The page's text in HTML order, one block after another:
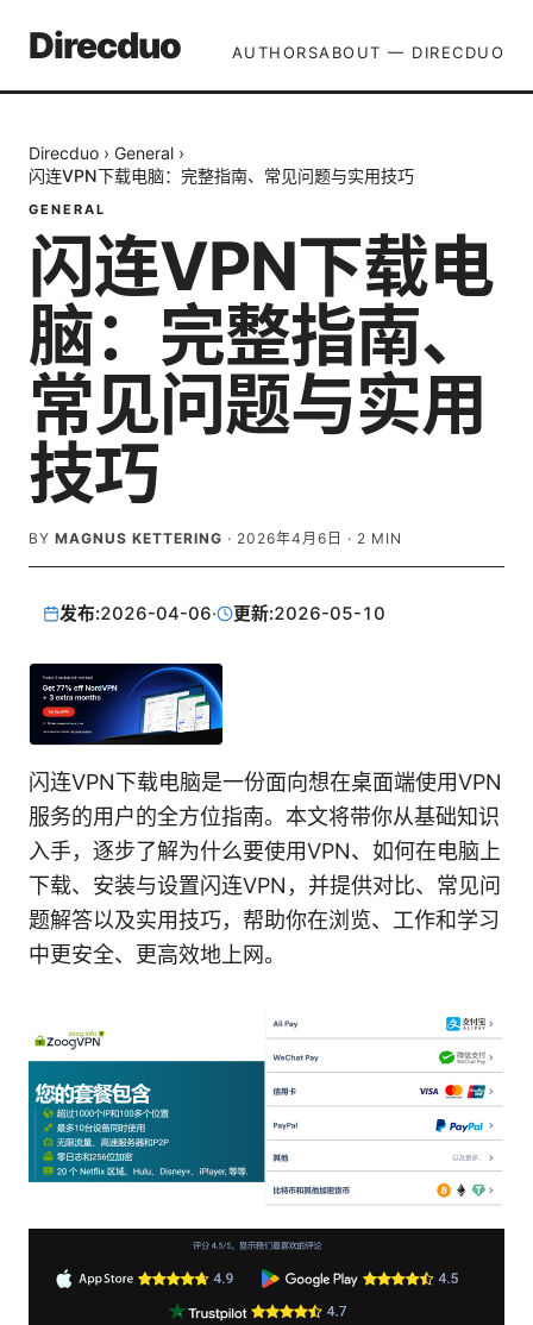
Direcduo AUTHORSABOUT — DIRECDUO
Direcduo › General ›
闪连VPN下载电脑：完整指南、常见问题与实用技巧
GENERAL
闪连VPN下载电
脑：完整指南、
常见问题与实用
技巧
BY MAGNUS KETTERING · 2026年4月6日 · 2 MIN
发布:2026-04-06· 更新:2026-05-10
闪连VPN下载电脑是一份面向想在桌面端使用VPN
服务的用户的全方位指南。本文将带你从基础知识
入手，逐步了解为什么要使用VPN、如何在电脑上
下载、安装与设置闪连VPN，并提供对比、常见问
题解答以及实用技巧，帮助你在浏览、工作和学习
中更安全、更高效地上网。